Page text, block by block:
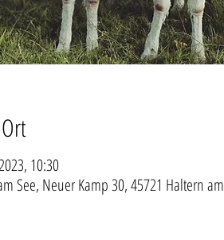
10:30
See, Neuer Kamp 30, 45721 Haltern